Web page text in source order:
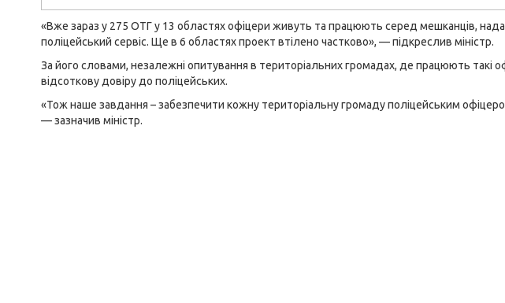
«Вже зараз у 275 ОТГ у 13 областях офіцери живуть та працюють серед мешканців,
поліцейський сервіс. Ще в 6 областях проект втілено частково», — підкреслив міністр.
За його словами, незалежні опитування в територіальних громадах, де працюють такі
відсоткову довіру до поліцейських.
«Тож наше завдання – забезпечити кожну територіальну громаду поліцейським
— зазначив міністр.